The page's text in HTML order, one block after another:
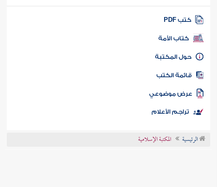
كتب PDF
كتاب الأمة
المكتبة
الكتب
موضوعي
تراجم الأعلام
الرئيسية المكتبة الإسلامية